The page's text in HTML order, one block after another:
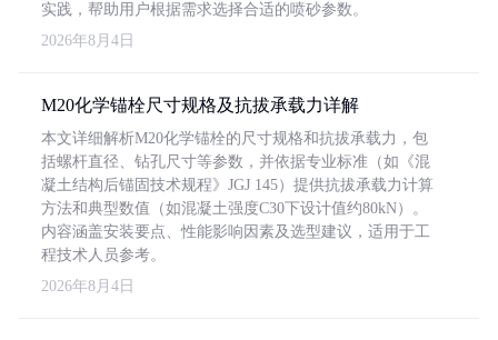
实践，帮助用户根据需求选择合适的喷砂参数。
2026年8月4日
M20化学锚栓尺寸规格及抗拔承载力详解
本文详细解析M20化学锚栓的尺寸规格和抗拔承载力，包
括螺杆直径、钻孔尺寸等参数，并依据专业标准（如《混
凝土结构后锚固技术规程》JGJ 145）提供抗拔承载力计算
方法和典型数值（如混凝土强度C30下设计值约80kN）。
内容涵盖安装要点、性能影响因素及选型建议，适用于工
程技术人员参考。
2026年8月4日